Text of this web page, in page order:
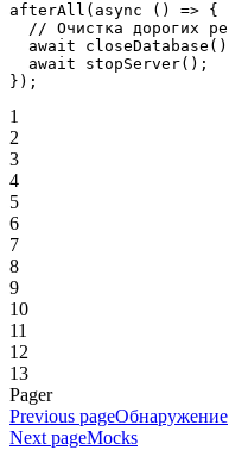
afterAll ( async () => {
// Очистка дорогих
  await
closeDatabase
  await
stopServer();
});
1
2
3
4
5
6
7
8
9
10
11
12
13
Pager
Previous pageОбнаружение
Next pageMocks